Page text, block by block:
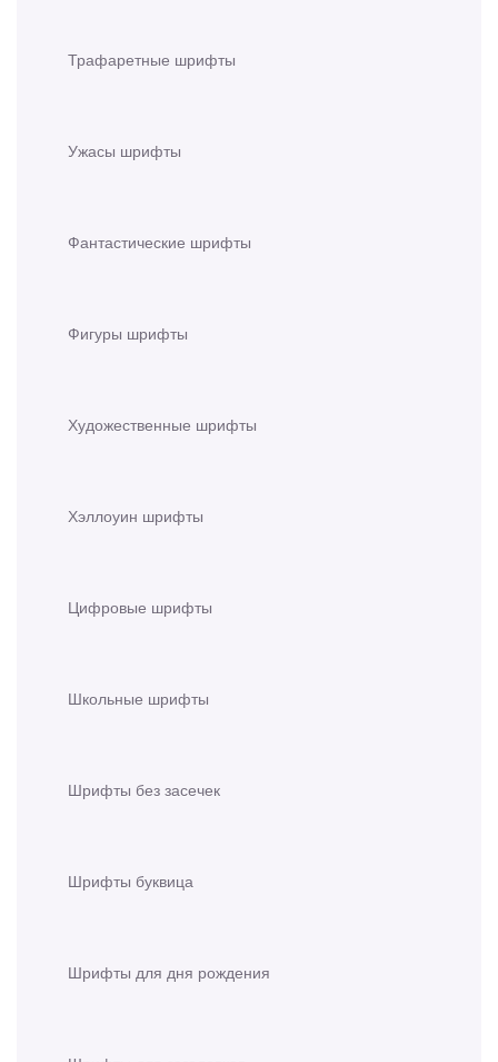
Трафаретные шрифты
Ужасы шрифты
Фантастические шрифты
Фигуры шрифты
Художественные шрифты
Хэллоуин шрифты
Цифровые шрифты
Школьные шрифты
Шрифты без засечек
Шрифты буквица
Шрифты для дня рождения